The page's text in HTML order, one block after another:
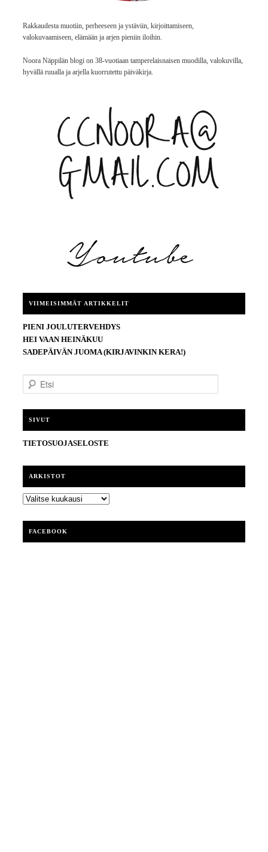
Rakkaudesta muotiin, perheeseen ja ystäviin, kirjoittamiseen,
valokuvaamiseen, elämään ja arjen pieniin iloihin.
Noora Näppilän blogi on 38-vuotiaan tamperelaisnaisen muodilla, valokuvilla,
hyvällä ruualla ja arjella kuorrutettu päiväkirja.
VIIMEISIMMÄT ARTIKKELIT
PIENI JOULUTERVEHDYS
HEI VAAN HEINÄKUU
SADEPÄIVÄN JUOMA (KIRJAVINKIN KERA!)
SIVUT
TIETOSUOJASELOSTE
ARKISTOT
ARKISTOT
FACEBOOK